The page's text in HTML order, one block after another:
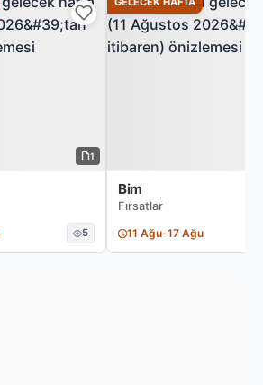
1
5
Bim
Fırsatlar
11 Ağu-17 Ağu